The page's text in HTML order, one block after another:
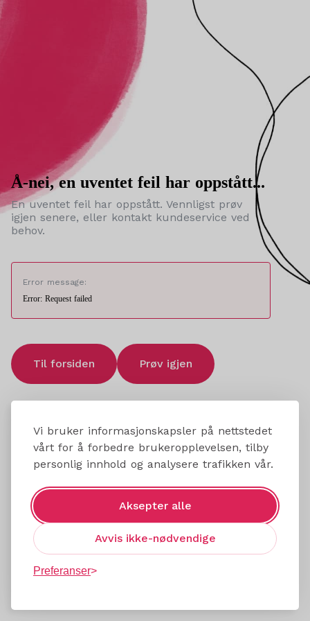
Vi bruker informasjonskapsler på nettstedet
vårt for å forbedre brukeropplevelsen, tilby
personlig innhold og analysere trafikken vår.
Aksepter alle
Avvis ikke-nødvendige
Preferanser
Å-nei, en uventet feil har oppstått...
En uventet feil har oppstått. Vennligst prøv
igjen senere, eller kontakt kundeservice ved
behov.
Error message:
Error: Request failed
Til forsiden Prøv igjen